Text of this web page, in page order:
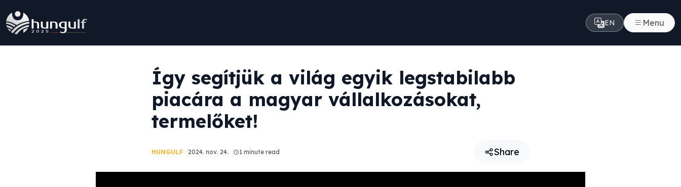
EN Menu
Így segítjük a világ egyik legstabilabb
piacára a magyar vállalkozásokat,
termelőket!
HUNGULF 2024. nov. 24. 1 minute read Share